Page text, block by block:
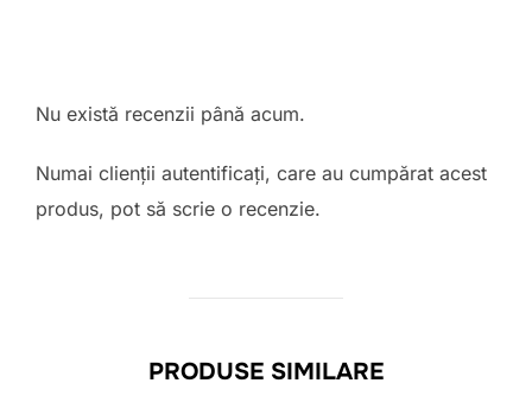
Nu există recenzii până acum.
Numai clienții autentificați, care au cumpărat acest
produs, pot să scrie o recenzie.
PRODUSE SIMILARE